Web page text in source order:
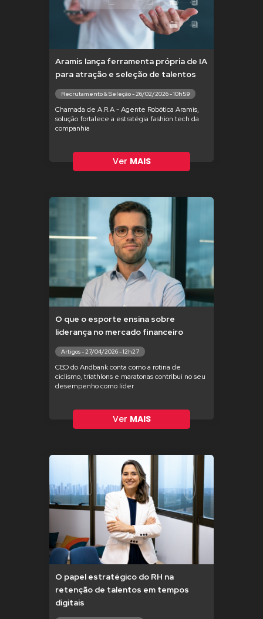
Aramis lança ferramenta própria de IA
para atração e seleção de talentos
Recrutamento & Seleção - 26/02/2026 - 10h59
Chamada de A.R.A - Agente Robótica Aramis,
solução fortalece a estratégia fashion tech da
companhia
Ver MAIS
O que o esporte ensina sobre
liderança no mercado financeiro
Artigos - 27/04/2026 - 12h27
CEO do Andbank conta como a rotina de
ciclismo, triathlons e maratonas contribui no seu
desempenho como líder
Ver MAIS
O papel estratégico do RH na
retenção de talentos em tempos
digitais